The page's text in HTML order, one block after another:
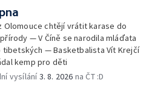
Olomouce chtějí vrátit karase do
— V Číně se narodila mláďata
tibetských — Basketbalista Vít Krejčí
kemp pro děti
vysílání3. 8. 2026 na ČT :D